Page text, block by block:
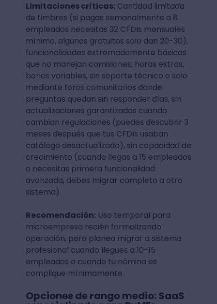
Limitaciones críticas:Cantidad limitada
de timbres (si pagas semanalmente a 8
empleados necesitas 32 CFDIs mensuales
mínimo, algunos gratuitos solo dan 20-30),
funcionalidades extremadamente básicas
que no manejan comisiones, horas extras,
bonos variables, sin soporte técnico o solo
mediante foros comunitarios donde
preguntas quedan sin responder días, sin
actualizaciones garantizadas cuando
cambian regulaciones (puedes descubrir 3
meses después que tus CFDIs usaban
catálogo desactualizado), sin capacidad de
crecimiento (cuando llegas a 15 empleados
o necesitas primera funcionalidad
avanzada, debes migrar completo a otro
sistema).
Recomendación:Uso temporal para
microempresa recién formalizando
operación, pero planea migrar a sistema
profesional cuando llegues a 10-15
empleados o cuando tu nómina se
complique mínimamente.
Opciones de rango medio: SaaS